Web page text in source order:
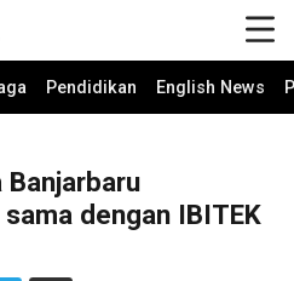
Pendidikan English News
Banjarbaru
dengan IBITEK